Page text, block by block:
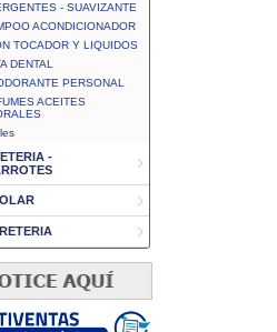
- SUAVIZANTE
ACONDICIONADOR
TOCADOR Y LIQUIDOS
DENTAL
PERSONAL
ACEITES
-